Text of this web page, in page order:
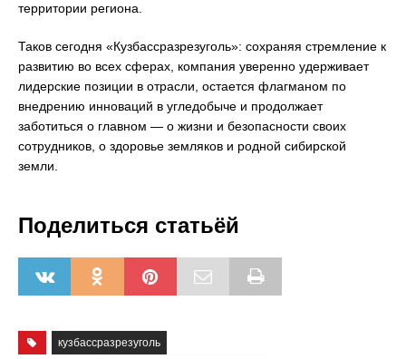
территории региона.
Таков сегодня «Кузбассразрезуголь»: сохраняя стремление к
развитию во всех сферах, компания уверенно удерживает
лидерские позиции в отрасли, остается флагманом по
внедрению инноваций в угледобыче и продолжает
заботиться о главном — о жизни и безопасности своих
сотрудников, о здоровье земляков и родной сибирской
земли.
Поделиться статьёй
кузбассразрезуголь